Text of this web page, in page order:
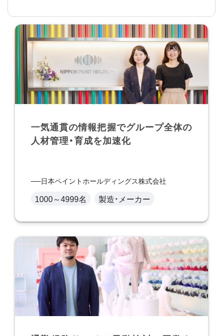
一気通貫の情報把握でグループ全体の
人材管理・育成を加速化
日本ペイントホールディングス株式会社
1000～4999名 製造・メーカー